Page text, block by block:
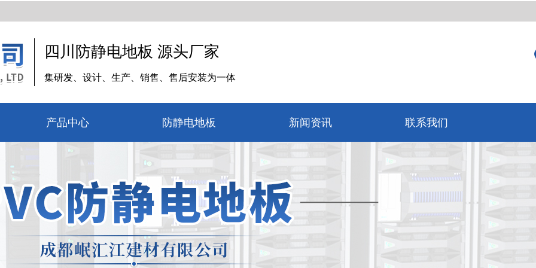
四川防静电地板 源头厂家
集研发、设计、生产、销售、售后安装为一体
产品中心 防静电地板 新闻资讯 联系我们